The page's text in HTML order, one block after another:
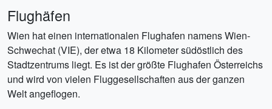
Flughäfen
Wien hat einen internationalen Flughafen namens Wien-
Schwechat (VIE), der etwa 18 Kilometer südöstlich des
Stadtzentrums liegt. Es ist der größte Flughafen Österreichs
und wird von vielen Fluggesellschaften aus der ganzen
Welt angeflogen.